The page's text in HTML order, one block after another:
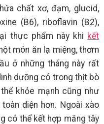
chất xơ, đạm, glucid,
(B6), riboflavin (B2),
thực phẩm này khi kết
món ăn lạ miệng, thơm
ở những tháng này rất
dưỡng có trong thịt bò
khỏe mạnh cũng như
diện hơn. Ngoài xào
có thể kết hợp măng tây